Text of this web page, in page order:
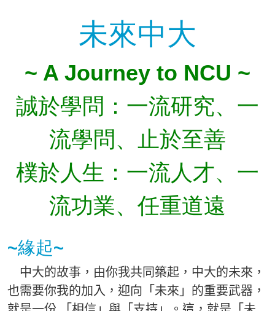
未來中大
~ A Journey to NCU ~
誠於學問：一流研究、一
流學問、止於至善
樸於人生：一流人才、一
流功業、任重道遠
~緣起~
中大的故事，由你我共同築起，中大的未來，
也需要你我的加入，迎向「未來」的重要武器，